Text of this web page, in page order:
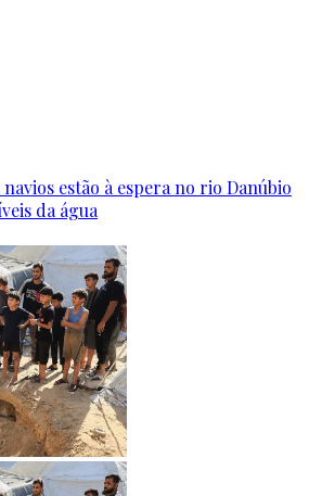
estão à espera no rio Danúbio
da água